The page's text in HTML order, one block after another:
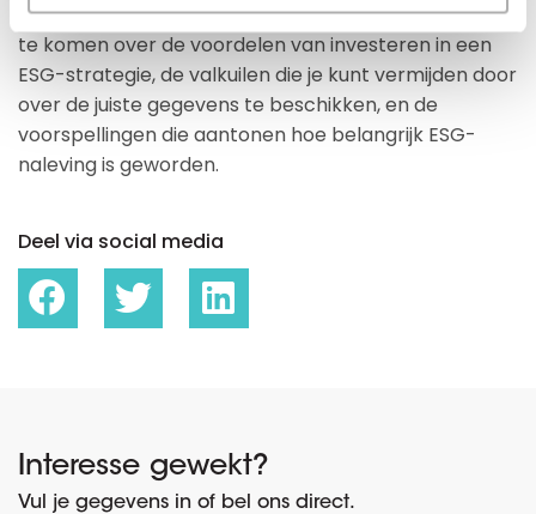
Download hetvolledige rapportom meer te weten
te komen over de voordelen van investeren in een
ESG-strategie, de valkuilen die je kunt vermijden door
over de juiste gegevens te beschikken, en de
voorspellingen die aantonen hoe belangrijk ESG-
naleving is geworden.
Deel via social media
Interesse gewekt?
Vul je gegevens in of bel ons direct.